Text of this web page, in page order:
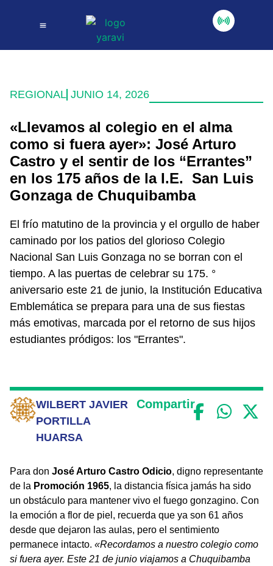
REGIONAL JUNIO 14, 2026
«Llevamos al colegio en el alma
como si fuera ayer»: José Arturo
Castro y el sentir de los “Errantes”
en los 175 años de la I.E. San Luis
Gonzaga de Chuquibamba
El frío matutino de la provincia y el orgullo de haber
caminado por los patios del glorioso Colegio
Nacional San Luis Gonzaga no se borran con el
tiempo. A las puertas de celebrar su 175. °
aniversario este 21 de junio, la Institución Educativa
Emblemática se prepara para una de sus fiestas
más emotivas, marcada por el retorno de sus hijos
estudiantes pródigos: los "Errantes".
WILBERT JAVIER
PORTILLA
HUARSA
Compartir
Para don José Arturo Castro Odicio, digno representante
de la Promoción 1965, la distancia física jamás ha sido
un obstáculo para mantener vivo el fuego gonzagino. Con
la emoción a flor de piel, recuerda que ya son 61 años
desde que dejaron las aulas, pero el sentimiento
permanece intacto. «Recordamos a nuestro colegio como
si fuera ayer. Este 21 de junio viajamos a Chuquibamba